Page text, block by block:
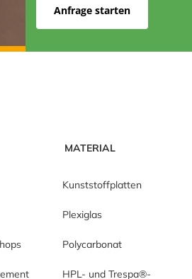
Anfrage starten
MATERIAL
Kunststoffplatten
Plexiglas
Polycarbonat
HPL- und Trespa®-